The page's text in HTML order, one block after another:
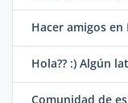
Hacer amigos en
Hola?? :) Algún
Comunidad de